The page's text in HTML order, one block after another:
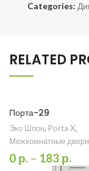
Categories:
RELATED
Порта-29
Эко Шпон, Porta X,
Межкомнатные двери
0 р. – 183 р.